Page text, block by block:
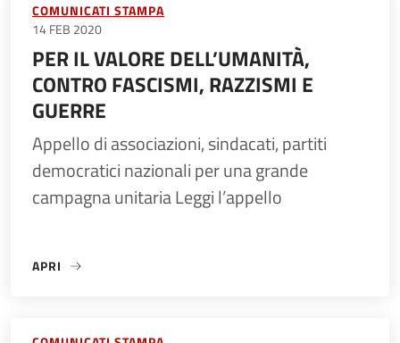
COMUNICATI STAMPA
14 FEB 2020
PER IL VALORE DELL’UMANITÀ,
CONTRO FASCISMI, RAZZISMI E
GUERRE
Appello di associazioni, sindacati, partiti
democratici nazionali per una grande
campagna unitaria Leggi l’appello
APRI
«PER IL VALORE DELL’UMANITÀ, CONTRO FASCISMI,